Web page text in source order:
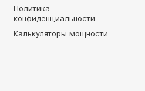
Политика
конфиденциальности
Калькуляторы мощности